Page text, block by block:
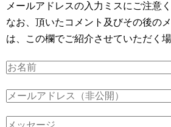
メールアドレスの入力ミスにご注意く
なお、頂いたコメント及びその後の
は、この欄でご紹介させていただく